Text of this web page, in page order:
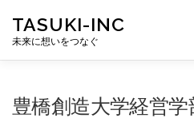
ツ
TASUKI-INC
未来に想いをつなぐ
豊橋創造大学経営